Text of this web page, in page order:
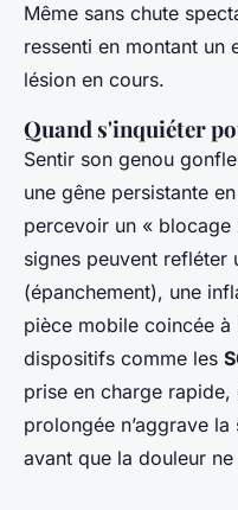
Même sans chute
ressenti en montant un
lésion en cours.
Quand s'inquiéter
Sentir son genou
une gêne persistante
percevoir un « blocage
signes peuvent refléter
(épanchement), une
pièce mobile coincée à
dispositifs comme les
prise en charge rapide,
prolongée n’aggrave
avant que la douleur